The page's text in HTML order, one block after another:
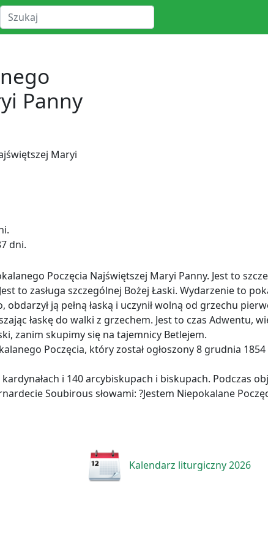
Panny
Maryi
dni.
Poczęcia Najświętszej Maryi Panny. Jest to
to zasługa szczególnej Bożej Łaski. Wydarzenie to
obdarzył ją pełną łaską i uczynił wolną od grzechu
łaskę do walki z grzechem. Jest to czas Adwentu,
zanim skupimy się na tajemnicy Betlejem.
Poczęcia, który został ogłoszony 8 grudnia
i 140 arcybiskupach i biskupach. Podczas
Soubirous słowami: ?Jestem Niepokalane
Kalendarz liturgiczny 2026